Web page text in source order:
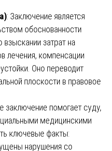
: Заключение является
обоснованности
затрат на
лечения, компенсации
Оно переводит
плоскости в правовое
заключение помогает суду,
медицинскими
ключевые факты:
нарушения со